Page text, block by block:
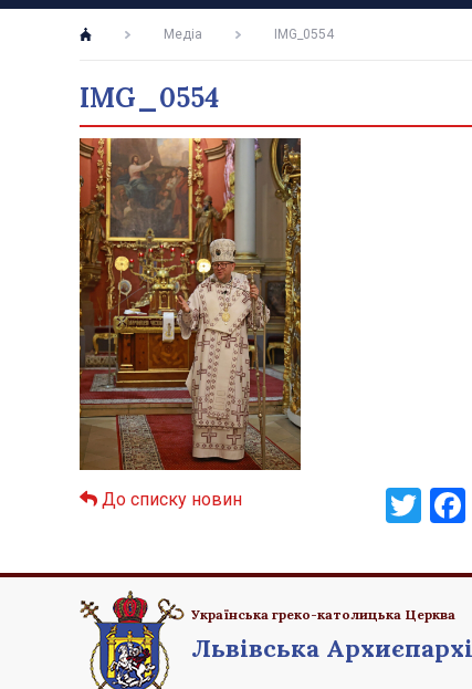
Медіа IMG_0554
IMG_0554
До списку новин
Українська греко-католицька Церква
Львівська